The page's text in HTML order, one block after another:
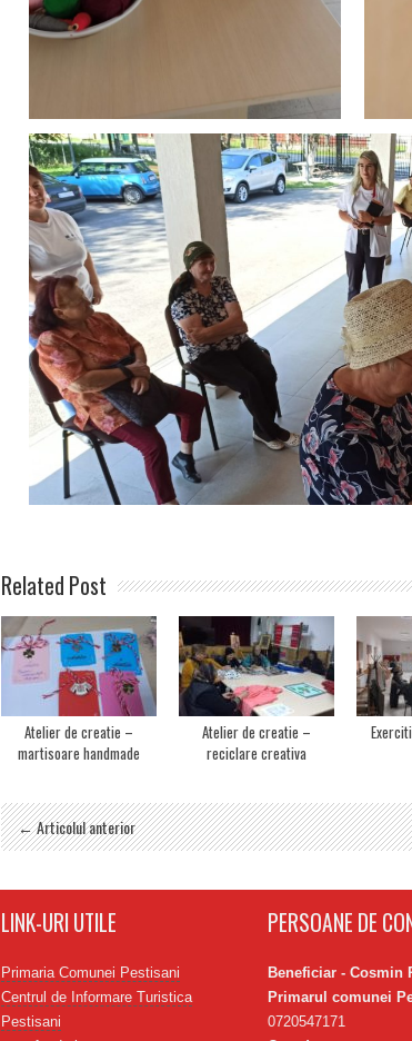
Related Post
Atelier de creatie –
martisoare handmade
Atelier de creatie –
reciclare creativa
← Articolul anterior
LINK-URI UTILE
Primaria Comunei Pestisani
Centrul de Informare Turistica
Pestisani
PERSOANE DE
Beneficiar - Cosmin
Primarul comunei
0720547171